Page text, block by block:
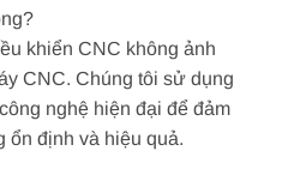
khiển CNC không ảnh
CNC. Chúng tôi sử dụng
nghệ hiện đại để đảm
ổn định và hiệu quả.